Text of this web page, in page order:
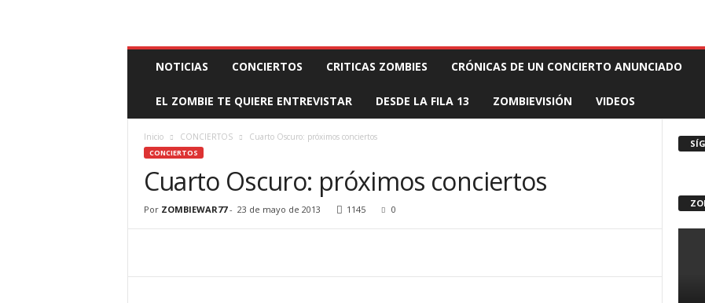
Z
I
NOTICIAS CONCIERTOS CRITICAS ZOMBIES CRÓNICAS DE UN CONCIERTO ANUNCIADO
EL ZOMBIE TE QUIERE ENTREVISTAR DESDE LA FILA 13 ZOMBIEVISIÓN VIDEOS
Inicio CONCIERTOS Cuarto Oscuro: próximos conciertos
CONCIERTOS
Cuarto Oscuro: próximos conciertos
Por ZOMBIEWAR77- 23 de mayo de 2013 1145 0